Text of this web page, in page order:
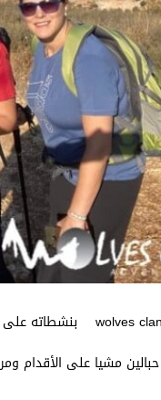
حبالين مشيا على الأقدام